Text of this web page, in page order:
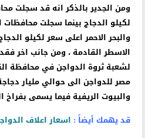
ومن الجدير بالذكر انه قد سجلت
لكيلو الدجاج بينما سجلت محافظات
والبحر الاحمر اعلى سعر لكيلو
الاسطر القادمة ، ومن جانب اخر
لشعبة ثروة الدواجن في محافظة
مصر للدواجن الى حوالي مليار
والبيوت الريفية فيما يسمى بفراخ
قد يهمك أيضاً : اسعار اعلاف